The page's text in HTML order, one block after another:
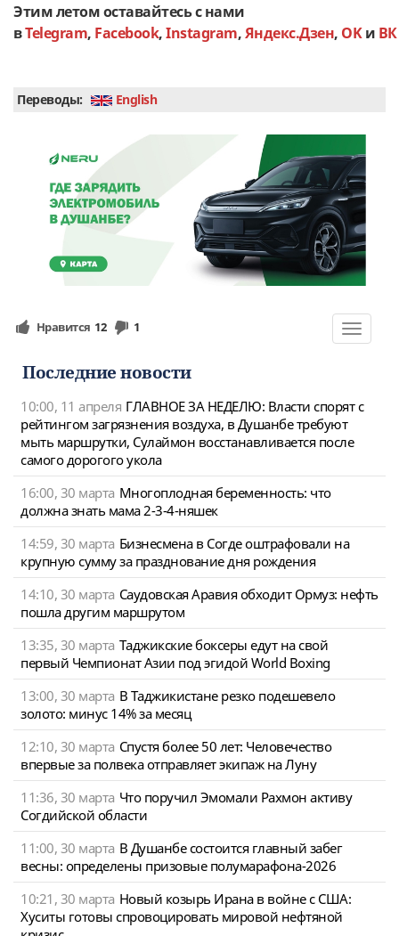
Этим летом оставайтесь с нами
вTelegram, Facebook,Instagram,Яндекс.Дзен, OKи ВК
Переводы: English
Toggle
Нравится 12 1
Последние новости
10:00, 11 апреля ГЛАВНОЕ ЗА НЕДЕЛЮ: Власти спорят с
рейтингом загрязнения воздуха, в Душанбе требуют
мыть маршрутки, Сулаймон восстанавливается после
самого дорогого укола
16:00, 30 марта Многоплодная беременность: что
должна знать мама 2-3-4-няшек
14:59, 30 марта Бизнесмена в Согде оштрафовали на
крупную сумму за празднование дня рождения
14:10, 30 марта Саудовская Аравия обходит Ормуз: нефть
пошла другим маршрутом
13:35, 30 марта Таджикские боксеры едут на свой
первый Чемпионат Азии под эгидой World Boxing
13:00, 30 марта В Таджикистане резко подешевело
золото: минус 14% за месяц
12:10, 30 марта Спустя более 50 лет: Человечество
впервые за полвека отправляет экипаж на Луну
11:36, 30 марта Что поручил Эмомали Рахмон активу
Согдийской области
11:00, 30 марта В Душанбе состоится главный забег
весны: определены призовые полумарафона-2026
10:21, 30 марта Новый козырь Ирана в войне с США:
Хуситы готовы спровоцировать мировой нефтяной